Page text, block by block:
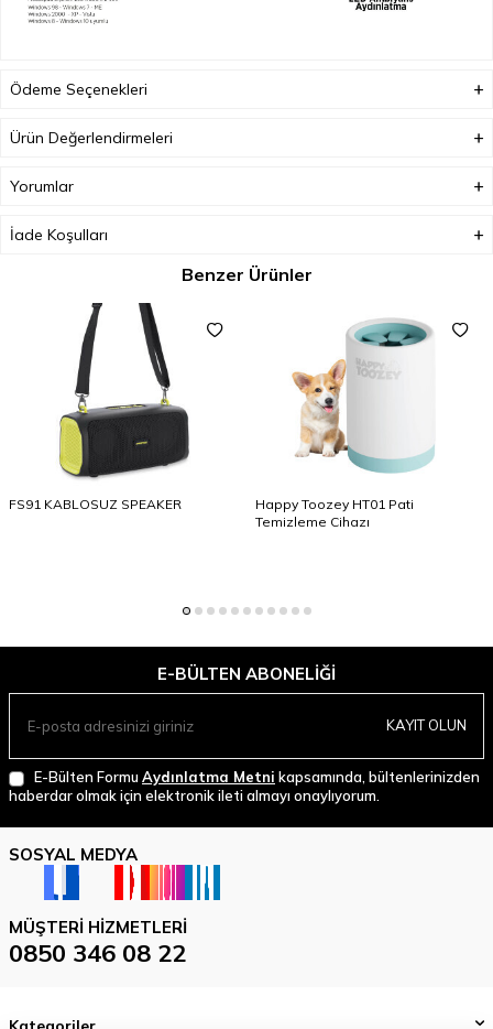
Ödeme Seçenekleri
Ürün Değerlendirmeleri
Yorumlar
İade Koşulları
Benzer Ürünler
FS91 KABLOSUZ SPEAKER
Happy Toozey HT01 Pati
Temizleme Cihazı
E-BÜLTEN ABONELIĞI
KAYIT OLUN
E-Bülten Formu Aydınlatma Metni kapsamında, bültenlerinizden
haberdar olmak için elektronik ileti almayı onaylıyorum.
SOSYAL MEDYA
MÜŞTERI HIZMETLERI
0850 346 08 22